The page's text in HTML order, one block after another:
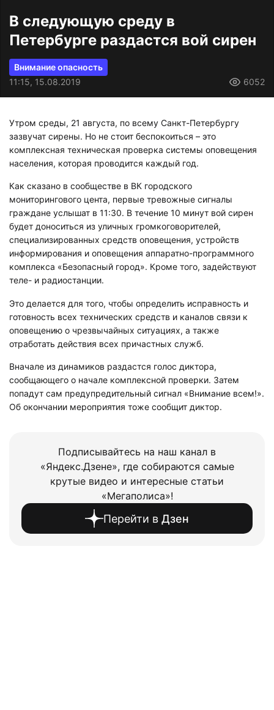
В следующую среду в
Петербурге раздастся вой сирен
Внимание опасность
11:15, 15.08.2019
6052
Утром среды, 21 августа, по всему Санкт-Петербургу
зазвучат сирены. Но не стоит беспокоиться – это
комплексная техническая проверка системы оповещения
населения, которая проводится каждый год.
Как сказано в сообществе в ВК городского
мониторингового цента, первые тревожные сигналы
граждане услышат в 11:30. В течение 10 минут вой сирен
будет доноситься из уличных громкоговорителей,
специализированных средств оповещения, устройств
информирования и оповещения аппаратно-программного
комплекса «Безопасный город». Кроме того, задействуют
теле- и радиостанции.
Это делается для того, чтобы определить исправность и
готовность всех технических средств и каналов связи к
оповещению о чрезвычайных ситуациях, а также
отработать действия всех причастных служб.
Вначале из динамиков раздастся голос диктора,
сообщающего о начале комплексной проверки. Затем
попадут сам предупредительный сигнал «Внимание всем!».
Об окончании мероприятия тоже сообщит диктор.
Подписывайтесь на наш канал в
«Яндекс.Дзене», где собираются самые
крутые видео и интересные статьи
«Мегаполиса»!
Перейти в Дзен